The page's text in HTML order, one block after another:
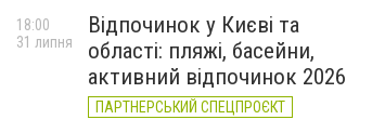
Відпочинок у Києві та
області: пляжі, басейни,
активний відпочинок 2026
ПАРТНЕРСЬКИЙ СПЕЦПРОЄКТ
18:00
31 липня